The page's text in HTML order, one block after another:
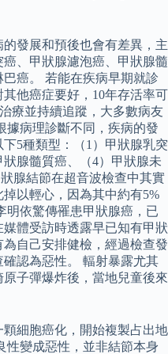
發展和預後也會有差異，主
、甲狀腺濾泡癌、甲狀腺髓
癌。 若能在疾病早期就診
他癌症要好，10年存活率可
療並持續追蹤，大多數病友
據病理診斷不同，疾病的發
5種類型：（1）甲狀腺乳突
腺髓質癌、（4）甲狀腺未
腺結節在超音波檢查中其實
以輕心，因為其中約有5%
明依驚傳罹患甲狀腺癌，已
體受訪時透露早已知有甲狀
自己安排健檢，經過檢查發
認為惡性。 輻射暴露尤其
子彈爆炸後，當地兒童後來
細胞癌化，開始複製占出地
性變成惡性，並非結節本身